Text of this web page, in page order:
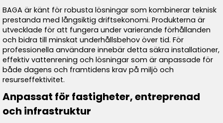
BAGA är känt för robusta lösningar som kombinerar teknisk
prestanda med långsiktig driftsekonomi. Produkterna är
utvecklade för att fungera under varierande förhållanden
och bidra till minskat underhållsbehov över tid. För
professionella användare innebär detta säkra installationer,
effektiv vattenrening och lösningar som är anpassade för
både dagens och framtidens krav på miljö och
resurseffektivitet.
Anpassat för fastigheter, entreprenad
och infrastruktur